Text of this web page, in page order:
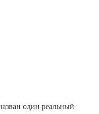
один реальный